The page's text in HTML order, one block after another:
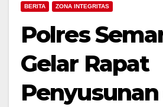
BERITA ZONA INTEGRITAS
Polres
Gelar Rapat